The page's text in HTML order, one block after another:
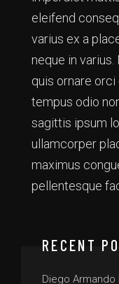
eleifend
varius ex a
neque in
quis ornare
tempus odio
sagittis ipsum
ullamcorper
maximus
pellentesque
RECENT
Diego Armando